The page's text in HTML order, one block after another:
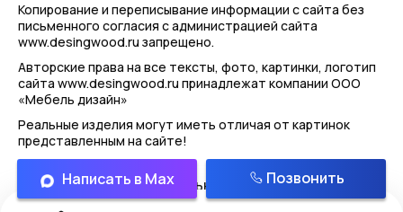
Копирование и переписывание информации с сайта без
письменного согласия с администрацией сайта
www.desingwood.ru запрещено.
Авторские права на все тексты, фото, картинки, логотип
сайта www.desingwood.ru принадлежат компании ООО
«Мебель дизайн»
Реальные изделия могут иметь отличая от картинок
представленным на сайте!
Политика конфиденциальности
Написать в Max Позвонить